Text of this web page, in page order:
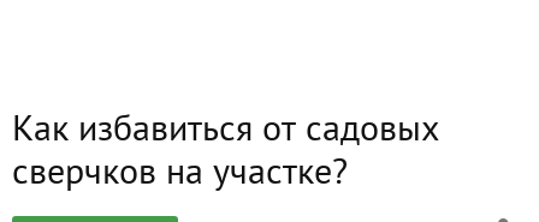
Как избавиться от садовых
сверчков на участке?